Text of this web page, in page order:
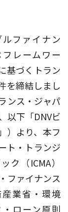
ファイナン
レームワー
基づくトラン
を締結しまし
ンス・ジャパ
以下「DNVビ
）より、本フ
ト・トランジ
ク（ICMA）
ファイナンス
業省・環境
ローン原則